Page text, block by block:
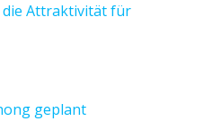
Attraktivität für
geplant